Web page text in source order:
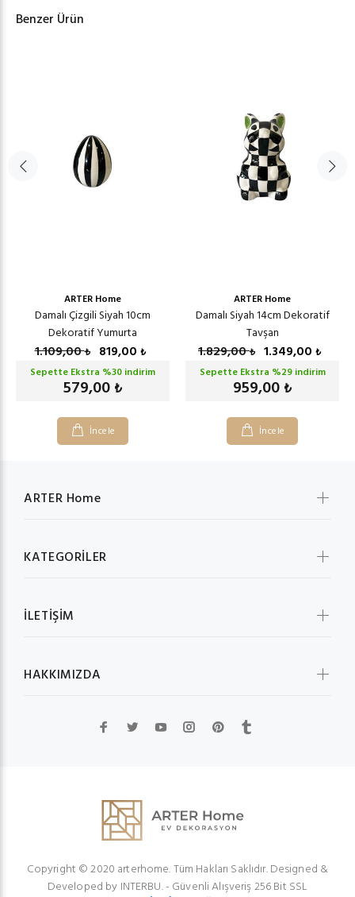
Benzer Ürün
ARTER Home
Damalı Çizgili Siyah 10cm
Dekoratif Yumurta
1.109,00₺ 819,00 ₺
Sepette Ekstra %30 indirim
579,00 ₺
İncele
ARTER Home
Damalı Siyah 14cm Dekoratif
Tavşan
1.829,00₺ 1.349,00 ₺
Sepette Ekstra %29indirim
959,00 ₺
İncele
ARTER Home
KATEGORİLER
İLETİŞİM
HAKKIMIZDA
Copyright © 2020 arterhome. Tüm Hakları Saklıdır. Designed &
Developed by INTERBU.- Güvenli Alışveriş 256 Bit SSL